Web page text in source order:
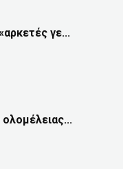
γε...